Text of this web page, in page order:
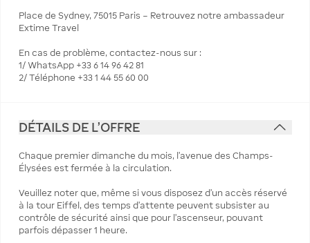
Place de Sydney, 75015 Paris – Retrouvez notre ambassadeur
Extime Travel
En cas de problème, contactez-nous sur :
1/ WhatsApp +33 6 14 96 42 81
2/ Téléphone +33 1 44 55 60 00
DÉTAILS DE L'OFFRE
Chaque premier dimanche du mois, l’avenue des Champs-
Élysées est fermée à la circulation.
Veuillez noter que, même si vous disposez d’un accès réservé
à la tour Eiffel, des temps d’attente peuvent subsister au
contrôle de sécurité ainsi que pour l’ascenseur, pouvant
parfois dépasser 1 heure.